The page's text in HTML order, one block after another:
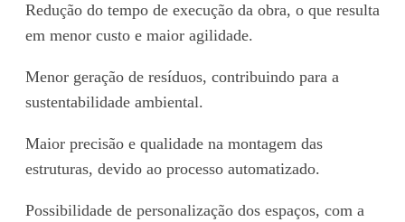
Redução do tempo de execução da obra, o que resulta
em menor custo e maior agilidade.
Menor geração de resíduos, contribuindo para a
sustentabilidade ambiental.
Maior precisão e qualidade na montagem das
estruturas, devido ao processo automatizado.
Possibilidade de personalização dos espaços, com a